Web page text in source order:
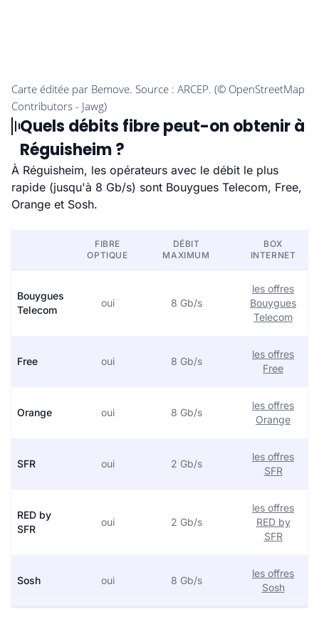
Quels débits fibre peut-on obtenir à
Réguisheim ?
À Réguisheim, les opérateurs avec le débit le plus
rapide (jusqu'à 8 Gb/s) sont Bouygues Telecom, Free,
Orange et Sosh.
FIBRE
OPTIQUE
DÉBIT
MAXIMUM
BOX
INTERNET
Bouygues
Telecom
oui 8 Gb/s
les offres
Bouygues
Telecom
Free oui 8 Gb/s
les offres
Free
Orange oui 8 Gb/s
les offres
Orange
SFR oui 2 Gb/s
les offres
SFR
RED by
SFR
oui 2 Gb/s
les offres
RED by
SFR
Sosh oui 8 Gb/s
les offres
Sosh